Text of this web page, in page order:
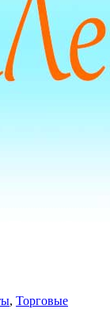
, Торговые